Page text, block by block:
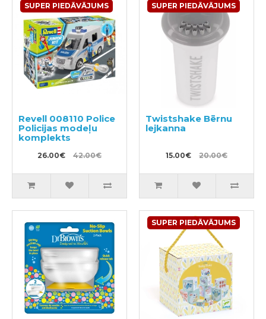
SUPER PIEDĀVĀJUMS
Revell 008110 Police
Policijas modeļu
komplekts
26.00€ 42.00€
SUPER PIEDĀVĀJUMS
Twistshake Bērnu
lejkanna
15.00€ 20.00€
SUPER PIEDĀVĀJUMS